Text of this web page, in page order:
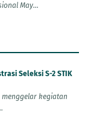
May...
Seleksi S-2 STIK
menggelar kegiatan